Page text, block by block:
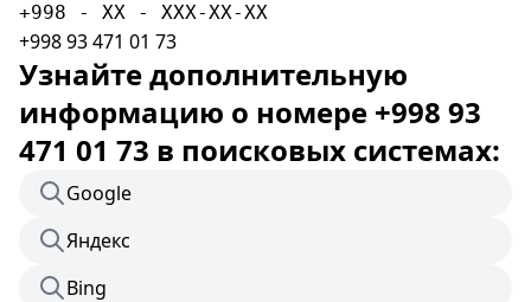
+998 - XX - XXX-XX-XX
+998 93 471 01 73
Узнайте дополнительную
информацию о номере +998 93
471 01 73 в поисковых системах:
Google
Яндекс
Bing